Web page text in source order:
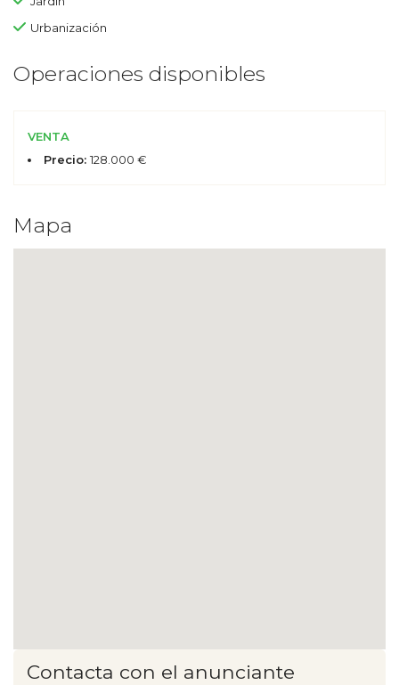
Urbanización
Operaciones disponibles
VENTA
Precio: 128.000 €
Mapa
Contacta con el anunciante